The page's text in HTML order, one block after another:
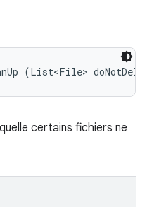
(List<File>
certains fichiers ne